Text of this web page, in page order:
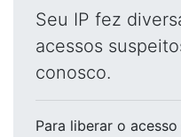
Seu IP fez
acessos
conosco.
Para liberar o acesso